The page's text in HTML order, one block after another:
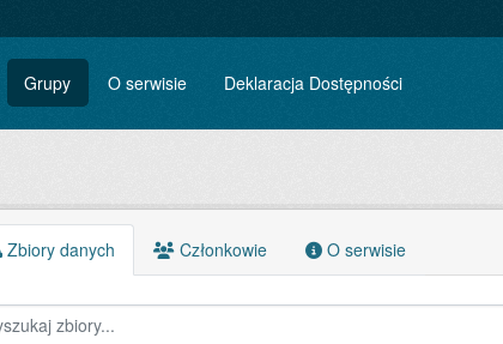
Grupy O serwisie Deklaracja Dostępności
Zbiory danych Członkowie O serwisie